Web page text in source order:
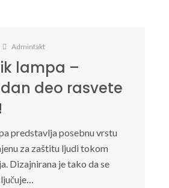
Adminfakt
lampa –
deo rasvete
predstavlja posebnu vrstu
za zaštitu ljudi tokom
Dizajnirana je tako da se